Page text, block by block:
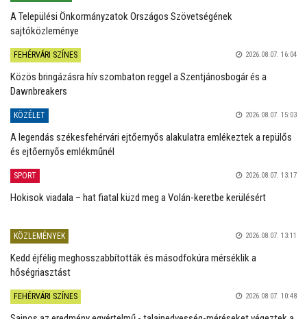
A Települési Önkormányzatok Országos Szövetségének
sajtóközleménye
FEHÉRVÁRI SZÍNES 2026.08.07. 16:04
Közös bringázásra hív szombaton reggel a Szentjánosbogár és a
Dawnbreakers
KÖZÉLET 2026.08.07. 15:03
A legendás székesfehérvári ejtőernyős alakulatra emlékeztek a repülős
és ejtőernyős emlékműnél
SPORT 2026.08.07. 13:17
Hokisok viadala – hat fiatal küzd meg a Volán-keretbe kerülésért
KÖZLEMÉNYEK 2026.08.07. 13:11
Kedd éjfélig meghosszabbították és másodfokúra mérséklik a
hőségriasztást
FEHÉRVÁRI SZÍNES 2026.08.07. 10:48